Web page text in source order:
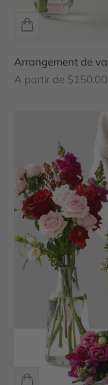
Arrangement de
Prix de vente
A partir de